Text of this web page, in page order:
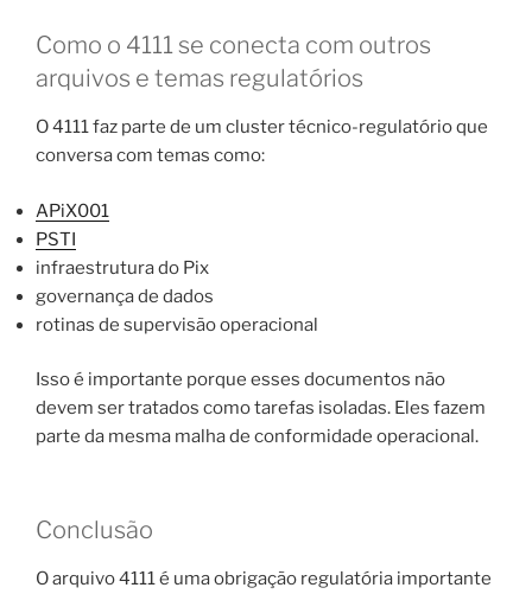
Como o 4111 se conecta com outros
arquivos e temas regulatórios
O 4111 faz parte de um cluster técnico-regulatório que
conversa com temas como:
APiX001
PSTI
infraestrutura do Pix
governança de dados
rotinas de supervisão operacional
Isso é importante porque esses documentos não
devem ser tratados como tarefas isoladas. Eles fazem
parte da mesma malha de conformidade operacional.
Conclusão
O arquivo 4111 é uma obrigação regulatória importante